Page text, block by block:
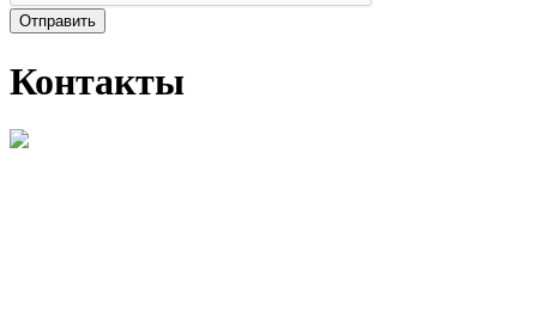
Отправить
Контакты